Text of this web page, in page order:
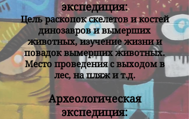
экспедиция:
Цель раскопок скелетов и костей
динозавров и вымерших
животных, изучение жизни и
повадок вымерших животных.
Место проведения с выходом в
лес, на пляж и т.д.
Археологическая
экспедиция: